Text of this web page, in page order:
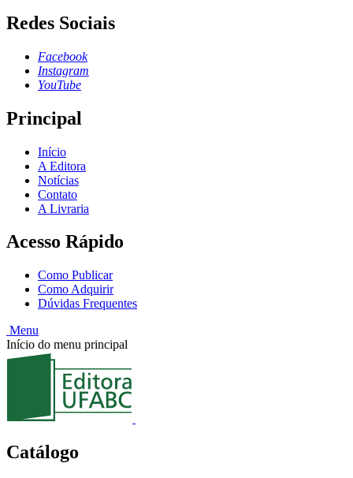
Redes Sociais
Facebook
Instagram
YouTube
Principal
Início
A Editora
Notícias
Contato
A Livraria
Acesso Rápido
Como Publicar
Como Adquirir
Dúvidas Frequentes
Menu
Início do menu principal
Catálogo